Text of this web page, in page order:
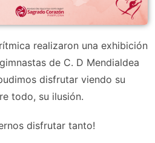
realizaron una exhibición
de C. D Mendialdea
disfrutar viendo su
todo, su ilusión.
disfrutar tanto!